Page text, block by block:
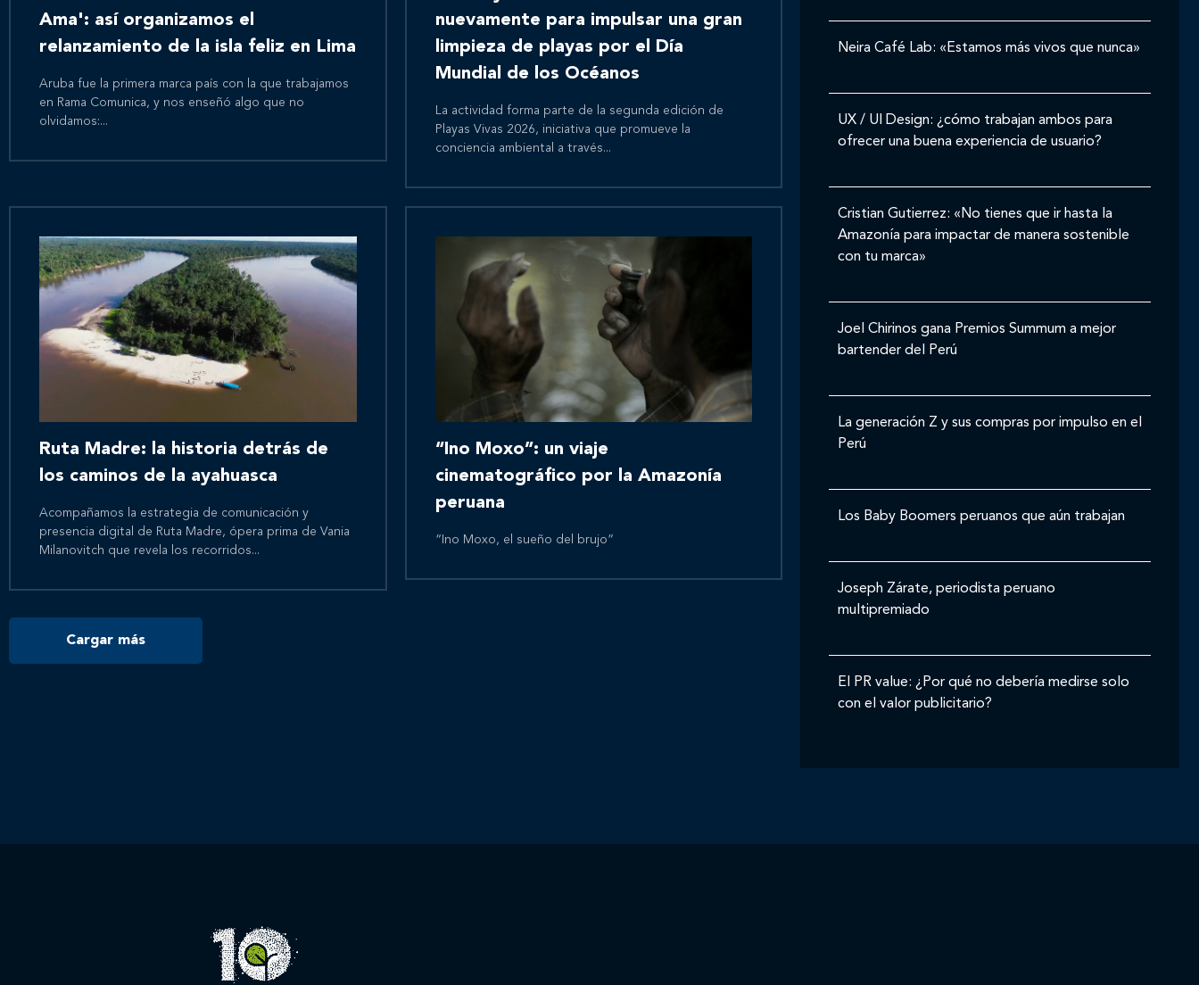
Nosotros
Nuestros servicios
Nuestros clientes
Novedades
Contáctanos
Ama': así organizamos el
relanzamiento de la isla feliz en Lima
Aruba fue la primera marca país con la que trabajamos
en Rama Comunica, y nos enseñó algo que no
olvidamos:...
nuevamente para impulsar una gran
limpieza de playas por el Día
Mundial de los Océanos
La actividad forma parte de la segunda edición de
Playas Vivas 2026, iniciativa que promueve la
conciencia ambiental a través...
Ruta Madre: la historia detrás de
los caminos de la ayahuasca
Acompañamos la estrategia de comunicación y
presencia digital de Ruta Madre, ópera prima de Vania
Milanovitch que revela los recorridos...
“Ino Moxo”: un viaje
cinematográfico por la Amazonía
peruana
“Ino Moxo, el sueño del brujo”
Cargar más
Neira Café Lab: «Estamos más vivos que nunca»
UX / UI Design: ¿cómo trabajan ambos para
ofrecer una buena experiencia de usuario?
Cristian Gutierrez: «No tienes que ir hasta la
Amazonía para impactar de manera sostenible
con tu marca»
Joel Chirinos gana Premios Summum a mejor
bartender del Perú
La generación Z y sus compras por impulso en el
Perú
Los Baby Boomers peruanos que aún trabajan
Joseph Zárate, periodista peruano
multipremiado
El PR value: ¿Por qué no debería medirse solo
con el valor publicitario?